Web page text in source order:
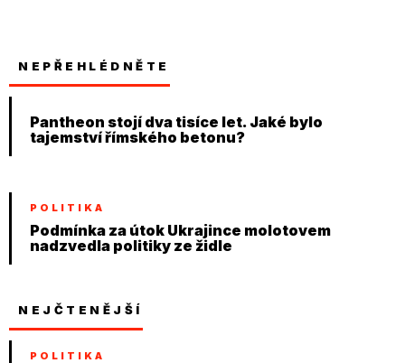
NEPŘEHLÉDNĚTE
Pantheon stojí dva tisíce let. Jaké bylo
tajemství římského betonu?
POLITIKA
Podmínka za útok Ukrajince molotovem
nadzvedla politiky ze židle
NEJČTENĚJŠÍ
POLITIKA